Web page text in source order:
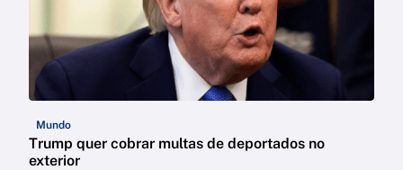
Mundo
Trump quer cobrar multas de deportados no
exterior